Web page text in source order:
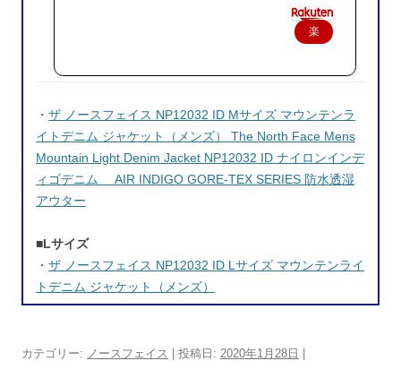
楽
で
・ ザ ノースフェイス NP12032 ID Mサイズ マウンテンラ
イトデニム ジャケット（メンズ） The North Face Mens
Mountain Light Denim Jacket NP12032 ID ナイロンインデ
ィゴデニム AIR INDIGO GORE-TEX SERIES 防水透湿
アウター
■Lサイズ
・ ザ ノースフェイス NP12032 ID Lサイズ マウンテンライ
トデニム ジャケット（メンズ）
カテゴリー: ノースフェイス | 投稿日: 2020年1月28日